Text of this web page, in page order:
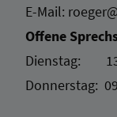
E-Mail: roeger
Offene
Dienstag:
Donnerstag: